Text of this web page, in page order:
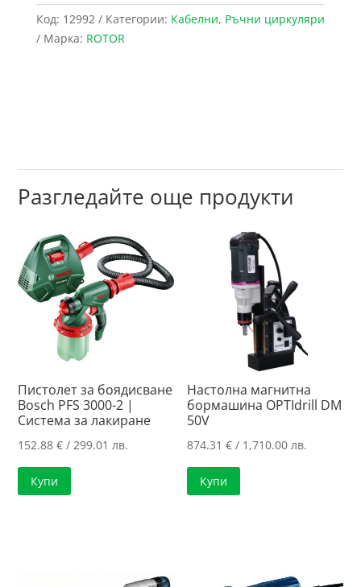
Код: 12992 Категории: Кабелни, Ръчни циркуляри
Марка: ROTOR
Разгледайте още продукти
Пистолет за боядисване
Bosch PFS 3000-2 |
Система за лакиране
152.88€ / 299.01 лв.
Купи
Настолна магнитна
бормашина OPTIdrill DM
50V
874.31€ / 1,710.00 лв.
Купи